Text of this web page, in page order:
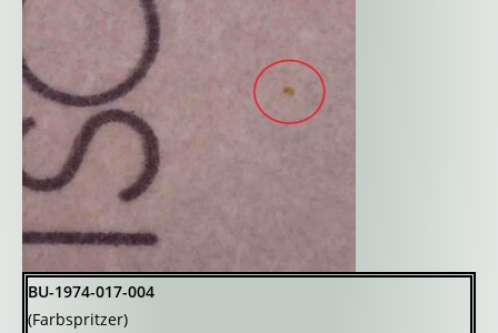
BU-1974-017-004
(Farbspritzer)